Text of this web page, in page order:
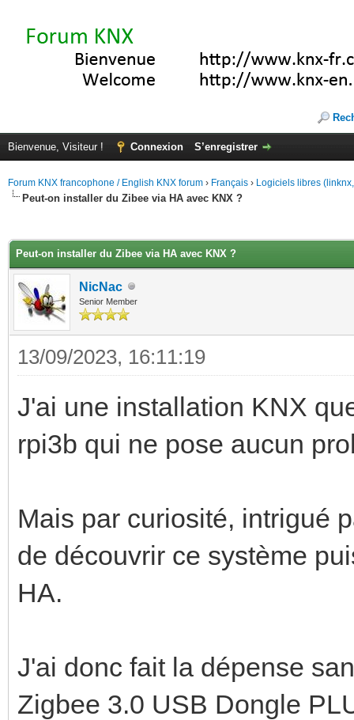
Bienvenue, Visiteur ! Connexion S’enregistrer
Forum KNX francophone / English KNX forum › Français › Logiciels libres
Peut-on installer du Zibee via HA avec KNX ?
Peut-on installer du Zibee via HA avec KNX ?
NicNac
Senior Member
13/09/2023, 16:11:19
J'ai une installation KNX
rpi3b qui ne pose aucun
Mais par curiosité, intrigué
de découvrir ce système
HA.
J'ai donc fait la dépense
Zigbee 3.0 USB Dongle